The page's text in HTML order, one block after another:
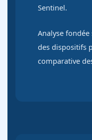
Sentinel.
Analyse
des dispositifs
comparative